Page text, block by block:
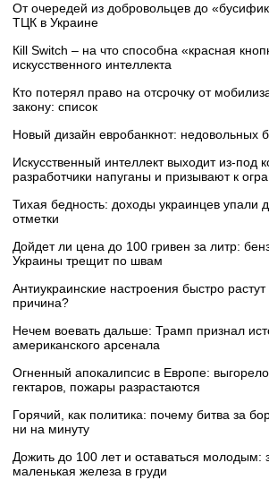
От очередей из добровольцев до
ТЦК в Украине
Кill Switch – на что способна «красная
искусственного интеллекта
Кто потерял право на отсрочку от
закону: список
Новый дизайн евробанкнот: недовольных
Искусственный интеллект выходит из-под
разработчики напуганы и призывают к
Тихая бедность: доходы украинцев упали
отметки
Дойдет ли цена до 100 гривен за литр:
Украины трещит по швам
Антиукраинские настроения быстро
причина?
Нечем воевать дальше: Трамп признал
американского арсенала
Огненный апокалипсис в Европе:
гектаров, пожары разрастаются
Горячий, как политика: почему битва за
ни на минуту
Дожить до 100 лет и оставаться молодым:
маленькая железа в груди